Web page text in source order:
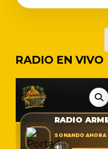
RADIO EN VIVO